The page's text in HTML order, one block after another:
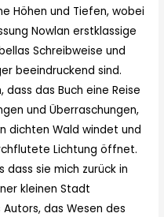
Höhen und Tiefen, wobei
Nowlan erstklassige
Schreibweise und
beeindruckend sind.
dass das Buch eine Reise
und Überraschungen,
dichten Wald windet und
Lichtung öffnet.
dass sie mich zurück in
kleinen Stadt
das Wesen des